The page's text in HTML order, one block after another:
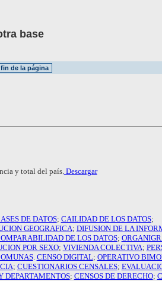
base
y total del país. Descargar
DE DATOS; CAILIDAD DE LOS DATOS;
GEOGRAFICA; DIFUSION DE LA
DE LOS DATOS;
POR SEXO; VIVIENDA COLECTIVA;
. CENSO DIGITAL; OPERATIVO
; CUESTIONARIOS CENSALES;
DEPARTAMENTOS; CENSOS DE DERECHO;